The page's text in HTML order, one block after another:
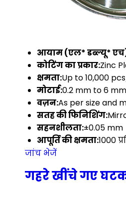
आयाम (एल* डब्ल्यू*
कोटिंग का प्रकार:Zinc
क्षमता:Up to 10,000
मोटाई:0.2 mm to 6 mm
वज़न:As per size and
सतह की फिनिशिंग:
सहनशीलता:±0.05 mm
आपूर्ति की क्षमता:1000
जांच भेजें
गहरे खींचे गए